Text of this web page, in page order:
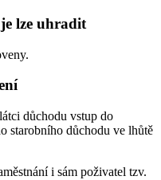
lze uhradit
důchodu vstup do
starobního důchodu ve lhůtě
i sám poživatel tzv.